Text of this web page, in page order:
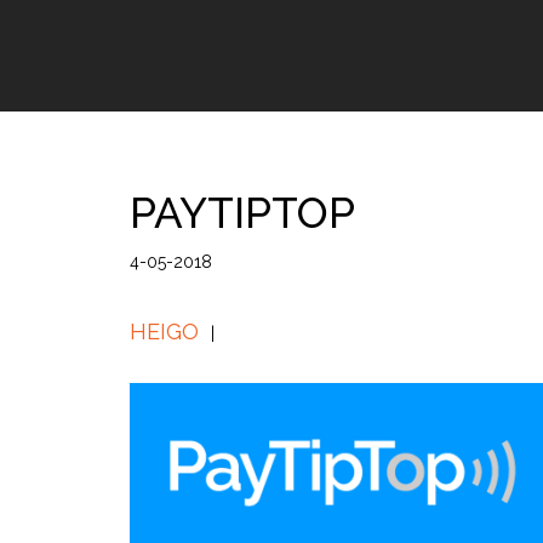
PAYTIPTOP
4-05-2018
HEIGO